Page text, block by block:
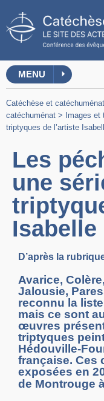
MENU
Catéchèse et catéchuménat
catéchuménat > Images et
triptyques de l’artiste
Les
une
D’après la
Avarice,
Jalousie,
reconnu la
mais ce sont
œuvres
triptyques
Hédouville-
française. Ces
exposées en
de Montrouge